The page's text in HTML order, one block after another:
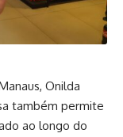
Onilda
também permite
ao longo do